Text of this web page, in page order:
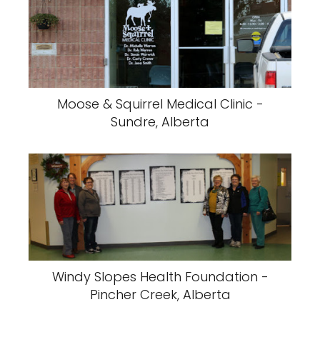
Moose & Squirrel Medical Clinic -
Sundre, Alberta
Windy Slopes Health Foundation -
Pincher Creek, Alberta